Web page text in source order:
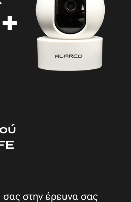
σας στην έρευνα σας